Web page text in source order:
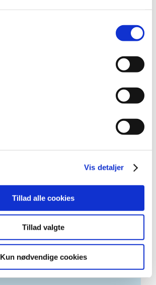
Vis detaljer
Tillad alle cookies
Tillad valgte
Kun nødvendige cookies